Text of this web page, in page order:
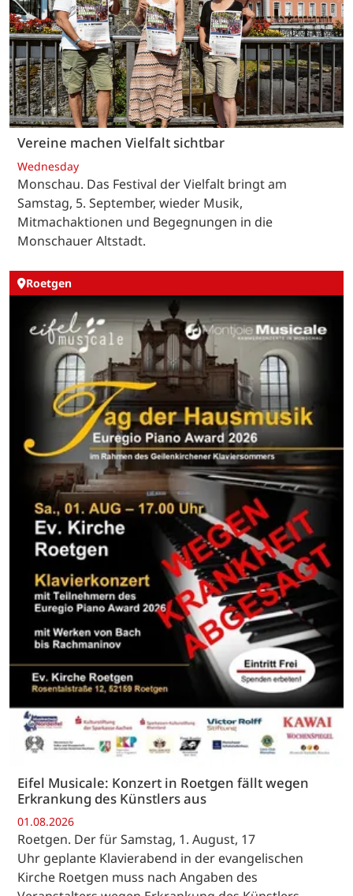
Vereine machen Vielfalt sichtbar
Wednesday
Monschau. Das Festival der Vielfalt bringt am
Samstag, 5. September, wieder Musik,
Mitmachaktionen und Begegnungen in die
Monschauer Altstadt.
Roetgen
Eifel Musicale: Konzert in Roetgen fällt wegen
Erkrankung des Künstlers aus
01.08.2026
Roetgen. Der für Samstag, 1. August, 17
Uhr geplante Klavierabend in der evangelischen
Kirche Roetgen muss nach Angaben des